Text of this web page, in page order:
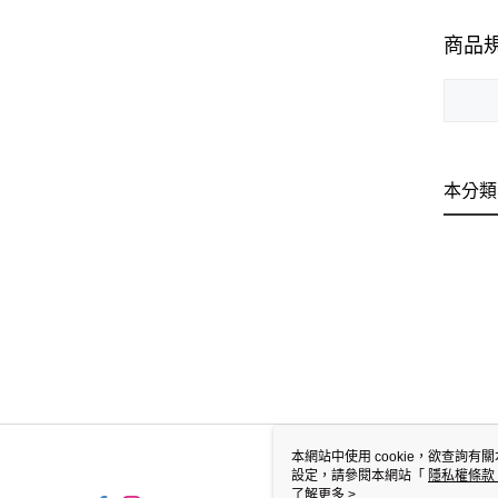
商品
本分
本網站中使用 cookie，欲查詢有
設定，請參閱本網站「 隱私權條款
使用 cookie。
了解更多 >